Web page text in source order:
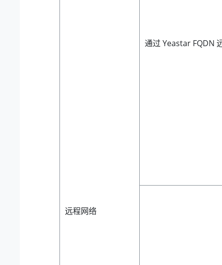
远程网络
通过 Yeastar FQDN